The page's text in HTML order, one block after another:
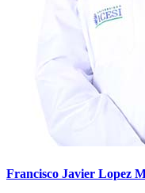
Francisco Javier Lopez